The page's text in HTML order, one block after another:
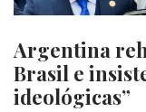
Argentina
Brasil e
ideológicas”